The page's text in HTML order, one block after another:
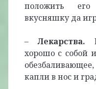
положить его
вкусняшку да
–Лекарства.
хорошо с собой
капли в нос и